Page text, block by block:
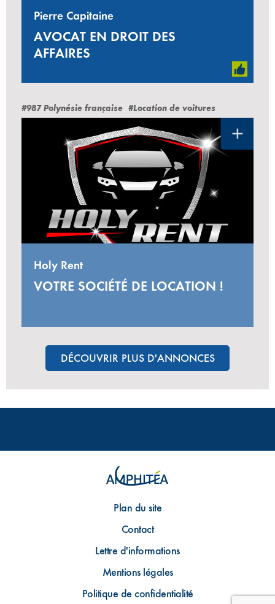
Pierre Capitaine
AVOCAT EN DROIT DES
AFFAIRES
#987 Polynésie française #Location de voitures
Holy Rent
VOTRE SOCIÉTÉ DE LOCATION !
DÉCOUVRIR PLUS D'ANNONCES
Plan du site
Contact
Lettre d'informations
Mentions légales
Politique de confidentialité